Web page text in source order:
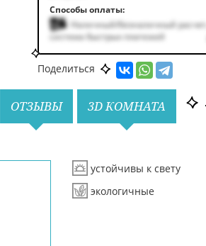
Способы оплаты:
Наличный/безналичный расчет,
система быстрых платежей
Поделиться
ОТЗЫВЫ 3D КОМНАТА
устойчивы к свету
экологичные